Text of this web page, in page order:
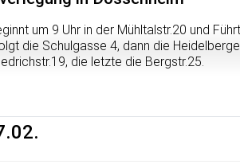
um 9 Uhr in der Mühltalstr.20 und
die Schulgasse 4, dann die
die letzte die Bergstr.25.